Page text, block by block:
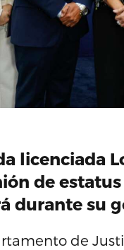
licenciada
de estatus
durante su
de